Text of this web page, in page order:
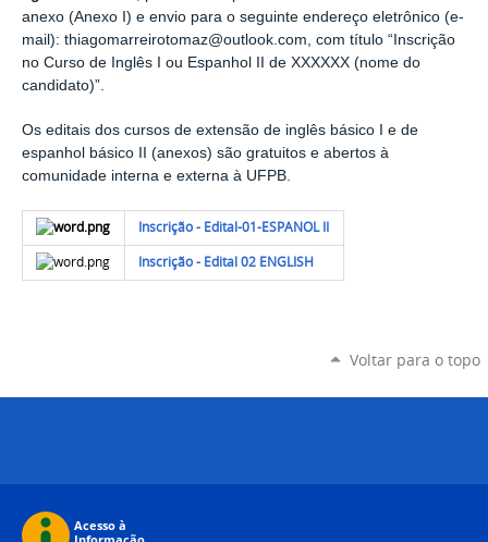
anexo (Anexo I) e envio para o seguinte endereço eletrônico (e-
mail): thiagomarreirotomaz@outlook.com , com título “Inscrição
no Curso de Inglês I ou Espanhol II de XXXXXX (nome do
candidato)”.
Os editais dos cursos de extensão de inglês básico I e de
espanhol básico II (anexos) são gratuitos e abertos à
comunidade interna e externa à UFPB.
Inscrição - Edital-01-ESPANOL II
Inscrição - Edital 02 ENGLISH
Voltar para o topo